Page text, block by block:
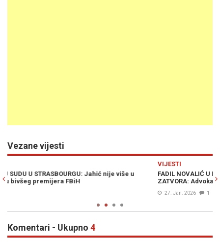
Vezane vijesti
FADIL NOVALIĆ U MARTU STIČE PRAVO NA UVJETNI OTPUST IZ
ZATVORA: Advokati pripremaju zahtjev
Komentari - Ukupno 4